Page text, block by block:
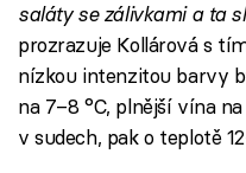
saláty se zálivkami a ta
prozrazuje Kollárová s
nízkou intenzitou barvy
na 7–8 °C, plnější vína
v sudech, pak o teplotě